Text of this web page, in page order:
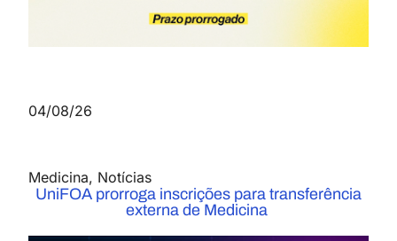
04/08/26
Medicina, Notícias
UniFOA prorroga inscrições para transferência
externa de Medicina